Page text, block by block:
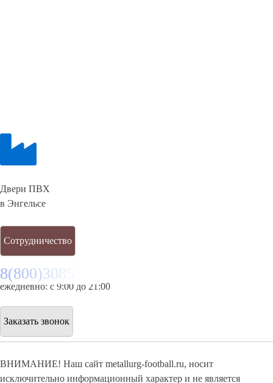
Двери ПВХ
в Энгельсе
Сотрудничество
8(800)3085303
ежедневно: с 9:00 до 21:00
Заказать звонок
ВНИМАНИЕ! Наш сайт metallurg-football.ru, носит
исключительно информационный характер и не является